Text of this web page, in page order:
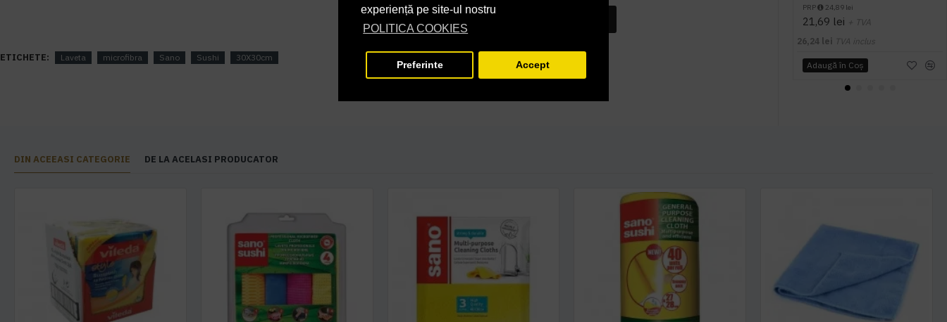
experiență pe site-ul nostru
POLITICA COOKIES
Preferinte Accept
ETICHETE: Laveta microfibra Sano Sushi 30X30cm
PRP 24,89 lei
21,69 lei + TVA
26,24 lei TVA inclus
Adaugă în Coş
DIN ACEEASI CATEGORIE DE LA ACELASI PRODUCATOR